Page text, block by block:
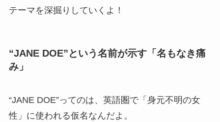
テーマを深掘りしていくよ！
“JANE DOE”という名前が示す「名もなき痛
み」
“JANE DOE”ってのは、英語圏で「身元不明の女
性」に使われる仮名なんだよ。